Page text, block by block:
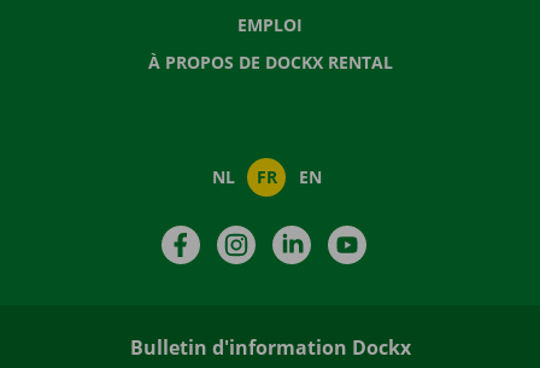
EMPLOI
À PROPOS DE DOCKX RENTAL
NL FR EN
FacebookInstagramLinkedIn
Bulletin d'information Dockx